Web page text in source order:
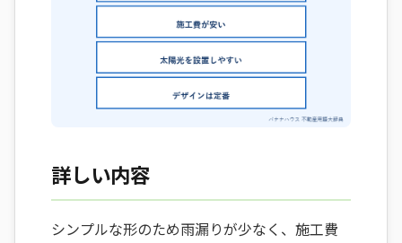
詳しい内容
シンプルな形のため雨漏りが少なく、施工費